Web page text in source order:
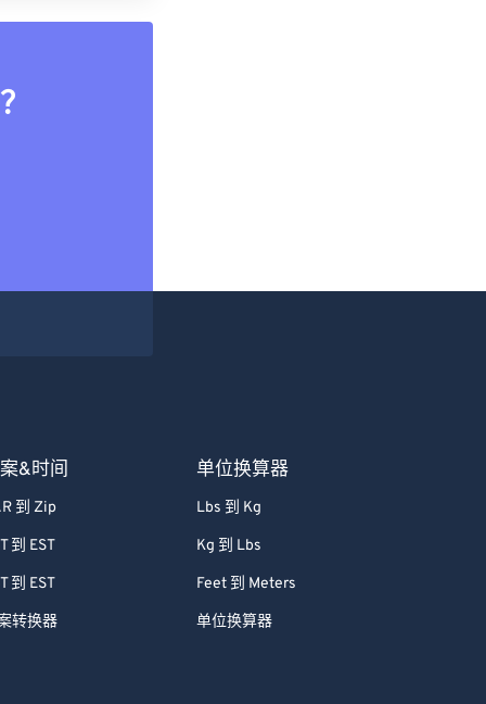
&时间
到 Zip
到 EST
到 EST
转换器
单位换算器
Lbs 到 Kg
Kg 到 Lbs
Feet 到 Meters
单位换算器